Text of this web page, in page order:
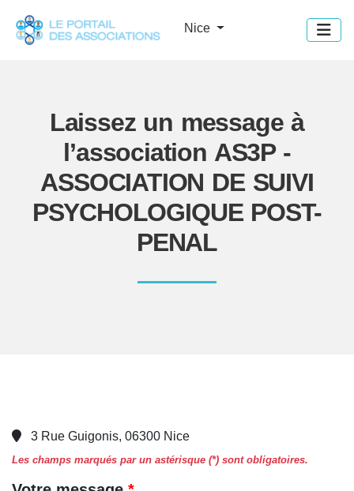
Nice
Laissez un message à
l’association AS3P -
ASSOCIATION DE SUIVI
PSYCHOLOGIQUE POST-
PENAL
3 Rue Guigonis, 06300 Nice
Les champs marqués par un astérisque (*) sont obligatoires.